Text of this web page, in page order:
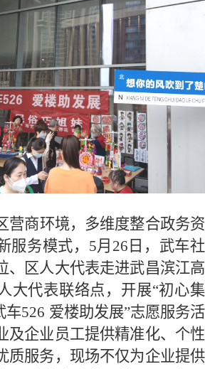
营商环境，多维度整合政务资
服务模式， 5月26日，武车社
、区人大代表走进武昌滨江高
大代表联络点，开展“初心集
车526 爱楼助发展”志愿服务活
及企业员工提供精准化、个性
质服务，现场不仅为企业提供